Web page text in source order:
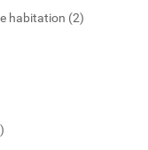
habitation (2)